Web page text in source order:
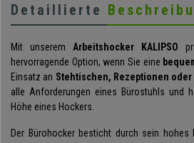
Detaillierte
Mit unserem Arbeitshocker KALIPSO
hervorragende Option, wenn Sie eine
Einsatz an Stehtischen, Rezeptionen oder
alle Anforderungen eines Bürostuhls und
Höhe eines Hockers.
Der Bürohocker besticht durch sein hohes